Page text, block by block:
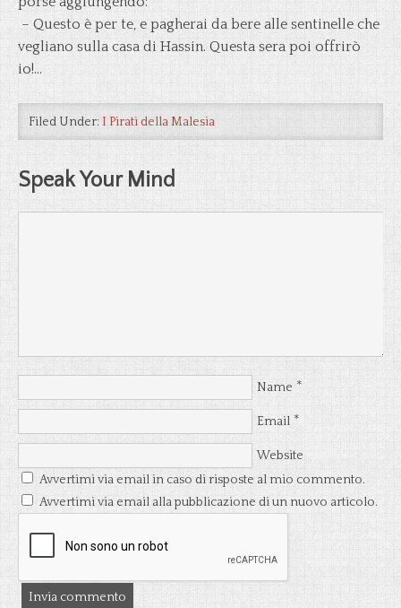
– Questo è per te, e pagherai da bere alle sentinelle che
vegliano sulla casa di Hassin. Questa sera poi offrirò
io!…
Filed Under: I Pirati della Malesia
Speak Your Mind
Name *
Email *
Website
Avvertimi via email in caso di risposte al mio commento.
Avvertimi via email alla pubblicazione di un nuovo articolo.